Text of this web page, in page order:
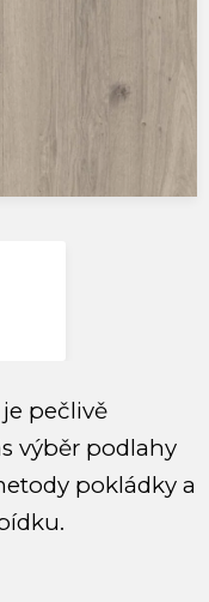
je pečlivě
výběr podlahy
pokládky a